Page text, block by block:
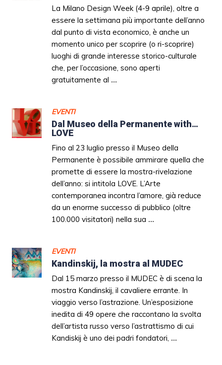
La Milano Design Week (4-9 aprile), oltre a
essere la settimana più importante dell’anno
dal punto di vista economico, è anche un
momento unico per scoprire (o ri-scoprire)
luoghi di grande interesse storico-culturale
che, per l’occasione, sono aperti
gratuitamente al ...
EVENTI
Dal Museo della Permanente with…
LOVE
Fino al 23 luglio presso il Museo della
Permanente è possibile ammirare quella che
promette di essere la mostra-rivelazione
dell’anno: si intitola LOVE. L’Arte
contemporanea incontra l’amore, già reduce
da un enorme successo di pubblico (oltre
100.000 visitatori) nella sua ...
EVENTI
Kandinskij, la mostra al MUDEC
Dal 15 marzo presso il MUDEC è di scena la
mostra Kandinskij, il cavaliere errante. In
viaggio verso l’astrazione. Un’esposizione
inedita di 49 opere che raccontano la svolta
dell’artista russo verso l’astrattismo di cui
Kandiskij è uno dei padri fondatori, ...